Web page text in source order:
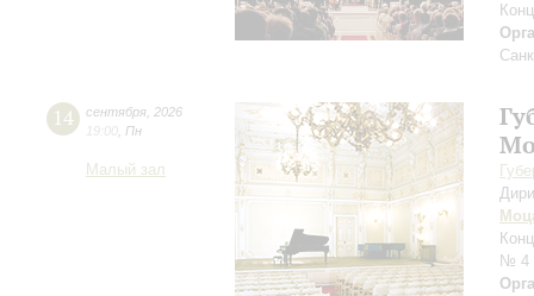
14 сентября 2026
19:00 Пн
Малый зал
№ 4